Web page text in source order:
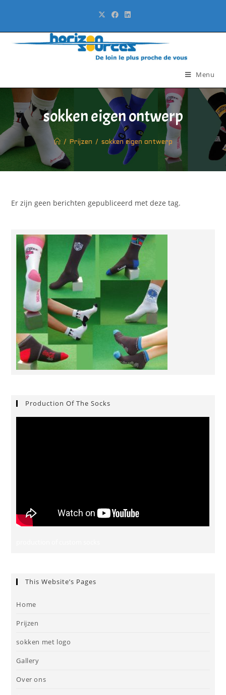
Menu
sokken eigen ontwerp
/ Prijzen / sokken eigen ontwerp
Er zijn geen berichten gepubliceerd met deze tag.
Production Of The Socks
This Website’s Pages
Home
Prijzen
sokken met logo
Gallery
Over ons